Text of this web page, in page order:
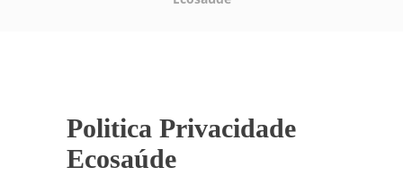
Politica Privacidade
Ecosaúde